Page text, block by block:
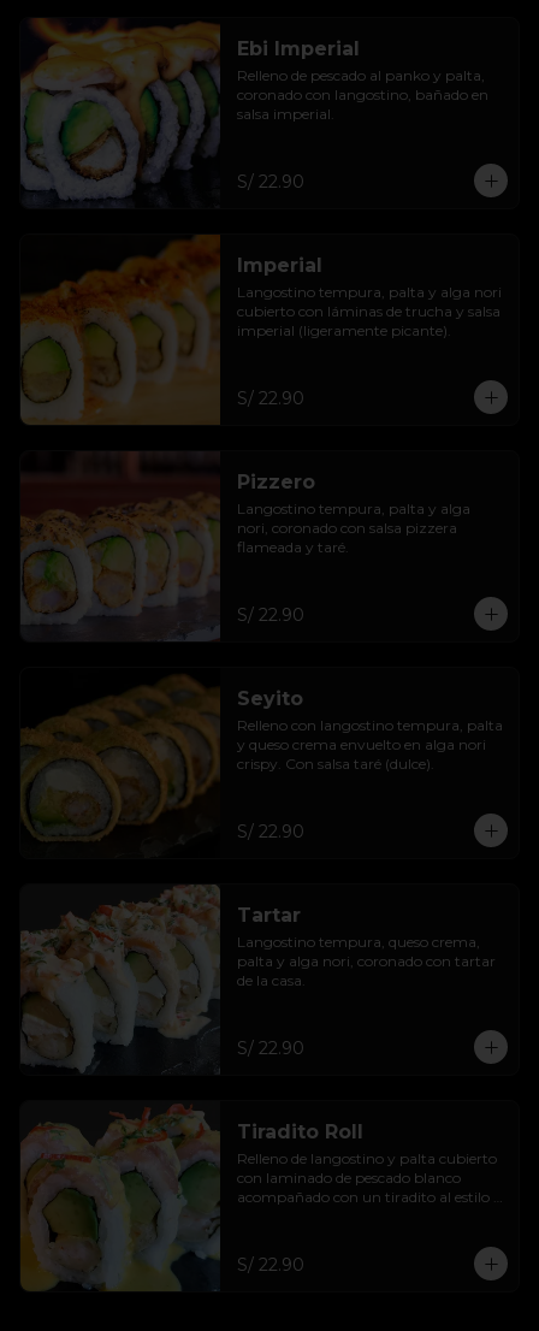
Ebi Imperial
Relleno de pescado al panko y palta,
coronado con langostino, bañado en
salsa imperial.
S/ 22.90
Imperial
Langostino tempura, palta y alga nori
cubierto con láminas de trucha y salsa
imperial (ligeramente picante).
S/ 22.90
Pizzero
Langostino tempura, palta y alga
nori, coronado con salsa pizzera
flameada y taré.
S/ 22.90
Seyito
Relleno con langostino tempura, palta
y queso crema envuelto en alga nori
crispy. Con salsa taré (dulce).
S/ 22.90
Tartar
Langostino tempura, queso crema,
palta y alga nori, coronado con tartar
de la casa.
S/ 22.90
Tiradito Roll
Relleno de langostino y palta cubierto
con laminado de pescado blanco
acompañado con un tiradito al estilo
S/ 22.90